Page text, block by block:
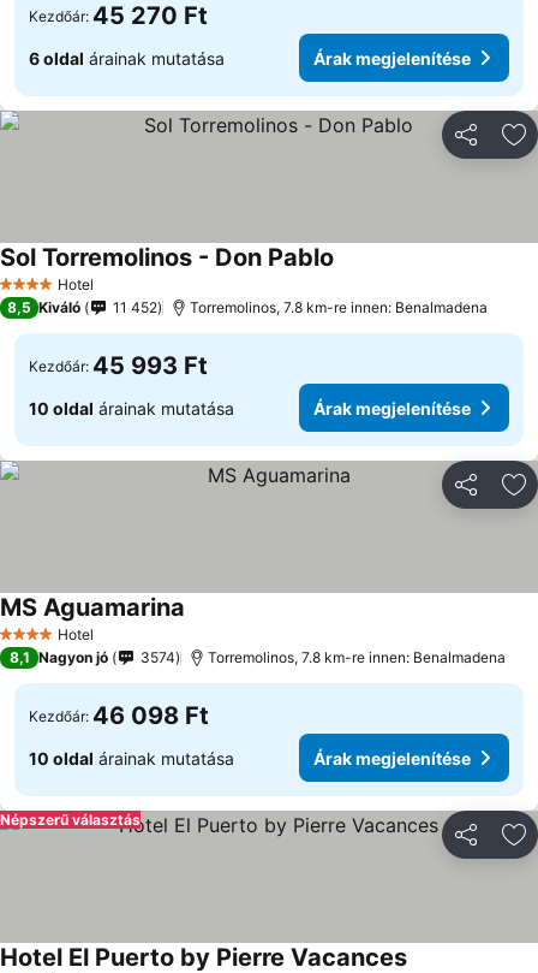
Kezdőár: 45 270 Ft
6 oldal árainak mutatása Árak megjelenítése
4 KategóriaHotel
Sol Torremolinos - Don Pablo
8,5 Kiváló 11 452 Torremolinos, 7.8 km-re innen: Benalmadena
Kezdőár: 45 993 Ft
10 oldal árainak mutatása Árak megjelenítése
4 KategóriaHotel
MS Aguamarina
8,1 Nagyon jó 3574 Torremolinos, 7.8 km-re innen: Benalmadena
Kezdőár: 46 098 Ft
10 oldal árainak mutatása Árak megjelenítése
Népszerű választás
Hotel El Puerto by Pierre Vacances